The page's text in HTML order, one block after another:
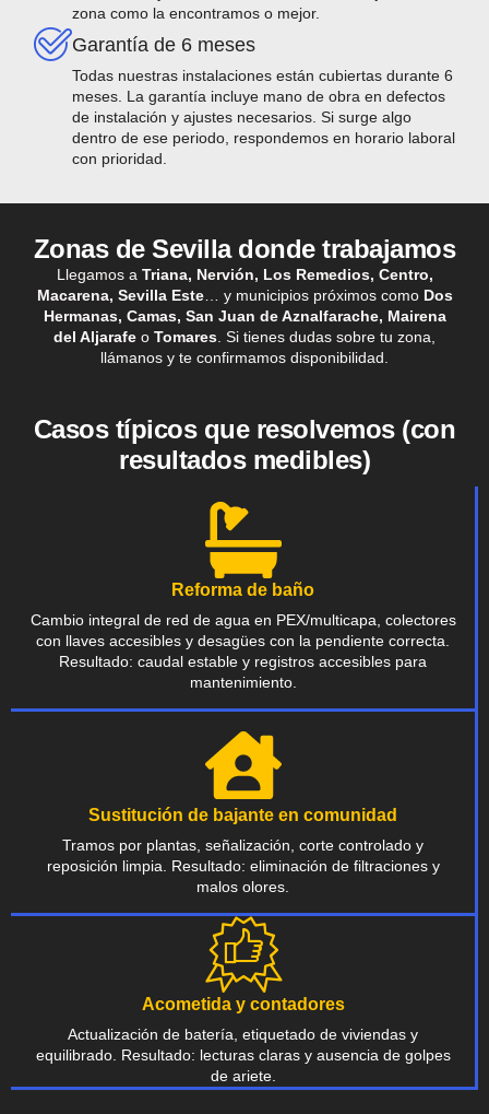
zona como la encontramos o mejor.
Garantía de 6 meses
Todas nuestras instalaciones están cubiertas durante 6
meses. La garantía incluye mano de obra en defectos
de instalación y ajustes necesarios. Si surge algo
dentro de ese periodo, respondemos en horario laboral
con prioridad.
Zonas de Sevilla donde trabajamos
Llegamos a Triana, Nervión, Los Remedios, Centro,
Macarena, Sevilla Este… y municipios próximos como Dos
Hermanas, Camas, San Juan de Aznalfarache, Mairena
del Aljarafe o Tomares . Si tienes dudas sobre tu zona,
llámanos y te confirmamos disponibilidad.
Casos típicos que resolvemos (con
resultados medibles)
Reforma de baño
Cambio integral de red de agua en PEX/multicapa, colectores
con llaves accesibles y desagües con la pendiente correcta.
Resultado: caudal estable y registros accesibles para
mantenimiento.
Sustitución de bajante en comunidad
Tramos por plantas, señalización, corte controlado y
reposición limpia. Resultado: eliminación de filtraciones y
malos olores.
Acometida y contadores
Actualización de batería, etiquetado de viviendas y
equilibrado. Resultado: lecturas claras y ausencia de golpes
de ariete.